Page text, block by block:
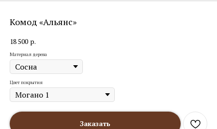
Комод «Альянс»
18 500 р.
Материал дерева
Цвет покрытия
Заказать